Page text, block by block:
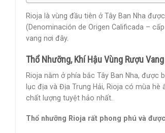
Rioja là vùng đầu tiên ở Tây Ban Nha
(Denominación de Origen Calificada –
vang nơi đây.
Thổ Nhưỡng, Khí Hậu Vùng Rượu
Rioja nằm ở phía bắc Tây Ban Nha,
lục địa và Địa Trung Hải, Rioja có mùa
chất lượng tuyệt hảo nhất.
Thổ nhưỡng Rioja rất phong phú và